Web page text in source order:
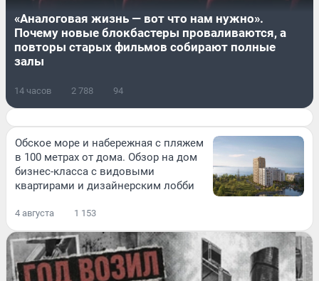
«Аналоговая жизнь — вот что нам нужно».
Почему новые блокбастеры проваливаются, а
повторы старых фильмов собирают полные
залы
14 часов 2 788 94
Обское море и набережная с пляжем
в 100 метрах от дома. Обзор на дом
бизнес-класса с видовыми
квартирами и дизайнерским лобби
4 августа 1 153